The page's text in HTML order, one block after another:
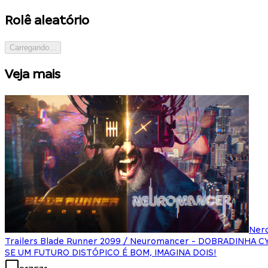
Rolê aleatório
Carregando...
Veja mais
Trailers Blade Runner 2099 / Neuromancer - DOBRADINHA
SE UM FUTURO DISTÓPICO É BOM, IMAGINA DOIS!